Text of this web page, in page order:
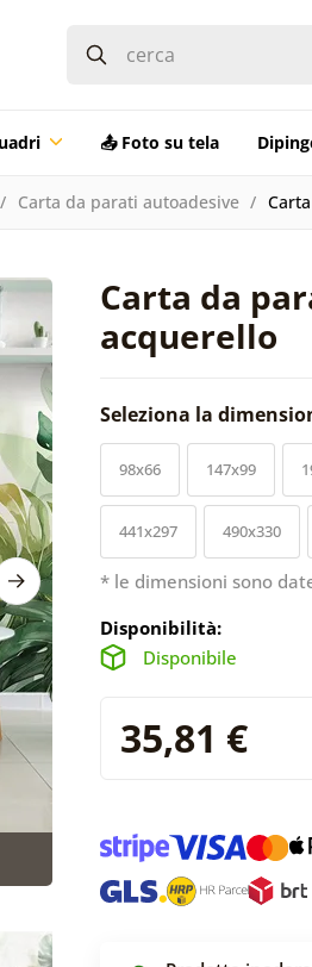
📤 Foto su tela
Carta da parati autoadesive
Carta da
acquerello
Seleziona la
98x66 147x99
441x297 490x330
* le dimensioni sono
Disponibilità:
Disponibile
35,81 €